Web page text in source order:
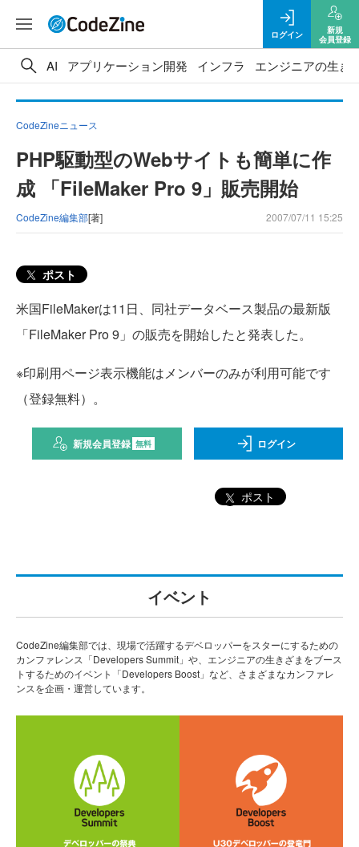
ログイン
新規
会員登録
AI アプリケーション開発 インフラ エンジニアの生き
CodeZineニュース
PHP駆動型のWebサイトも簡単に作
成 「FileMaker Pro 9」販売開始
CodeZine編集部[著] 2007/07/11 15:25
ポスト
米国FileMakerは11日、同社データベース製品の最新版
「FileMaker Pro 9」の販売を開始したと発表した。
※印刷用ページ表示機能はメンバーのみが利用可能です
（登録無料）。
新規会員登録 無料 ログイン
ポスト
イベント
CodeZine編集部では、現場で活躍するデベロッパーをスターにするための
カンファレンス「Developers Summit」や、エンジニアの生きざまをブース
トするためのイベント「Developers Boost」など、さまざまなカンファレ
ンスを企画・運営しています。